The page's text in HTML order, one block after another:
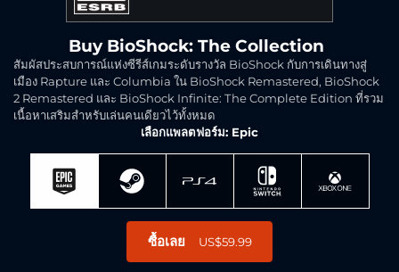
Buy BioShock: The Collection
สัมผัสประสบการณ์แห่งซีรีส์เกมระดับรางวัล BioShock กับการเดินทางสู่
เมือง Rapture และ Columbia ใน BioShock Remastered, BioShock
2 Remastered และ BioShock Infinite: The Complete Edition ที่รวม
เนื้อหาเสริมสำหรับเล่นคนเดียวไว้ทั้งหมด
เลือกแพลตฟอร์ม: Epic
ซื้อเลย US$59.99